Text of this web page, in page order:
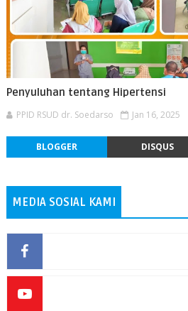
Penyuluhan tentang Hipertensi
PPID RSUD dr. Soedarso Jan 16, 2025
BLOGGER DISQUS
MEDIA SOSIAL KAMI